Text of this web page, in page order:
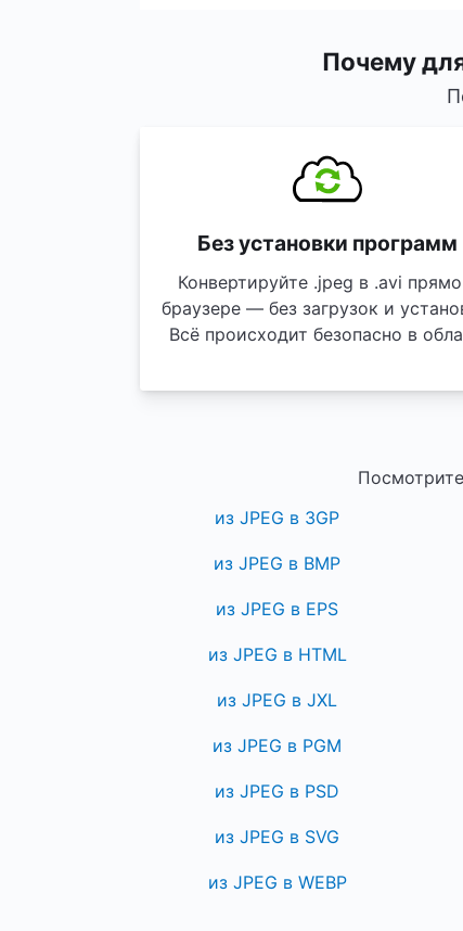
Почему
Без установки программ
Конвертируйте .jpeg в .avi
браузере — без загрузок и
Всё происходит безопасно в
из JPEG в 3GP
из JPEG в BMP
из JPEG в EPS
из JPEG в HTML
из JPEG в JXL
из JPEG в PGM
из JPEG в PSD
из JPEG в SVG
из JPEG в WEBP